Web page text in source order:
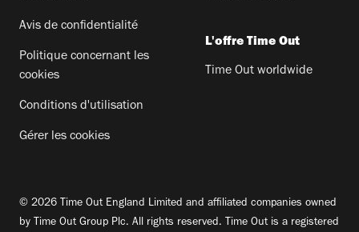
Avis de confidentialité
Politique concernant les
cookies
Conditions d'utilisation
Gérer les cookies
L'offre Time Out
Time Out worldwide
© 2026 Time Out England Limited and affiliated companies owned
by Time Out Group Plc. All rights reserved. Time Out is a registered